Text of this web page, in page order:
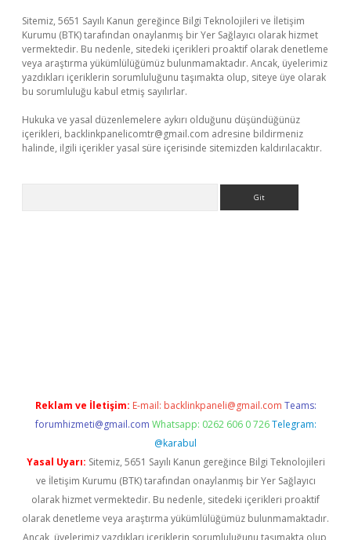
Sitemiz, 5651 Sayılı Kanun gereğince Bilgi Teknolojileri ve İletişim
Kurumu (BTK) tarafından onaylanmış bir Yer Sağlayıcı olarak hizmet
vermektedir. Bu nedenle, sitedeki içerikleri proaktif olarak denetleme
veya araştırma yükümlülüğümüz bulunmamaktadır. Ancak, üyelerimiz
yazdıkları içeriklerin sorumluluğunu taşımakta olup, siteye üye olarak
bu sorumluluğu kabul etmiş sayılırlar.
Hukuka ve yasal düzenlemelere aykırı olduğunu düşündüğünüz
içerikleri, backlinkpanelicomtr@gmail.com adresine bildirmeniz
halinde, ilgili içerikler yasal süre içerisinde sitemizden kaldırılacaktır.
Reklam ve İletişim: E-mail: backlinkpaneli@gmail.com Teams:
forumhizmeti@gmail.com Whatsapp: 0262 606 0 726 Telegram:
@karabul
Yasal Uyarı: Sitemiz, 5651 Sayılı Kanun gereğince Bilgi Teknolojileri
ve İletişim Kurumu (BTK) tarafından onaylanmış bir Yer Sağlayıcı
olarak hizmet vermektedir. Bu nedenle, sitedeki içerikleri proaktif
olarak denetleme veya araştırma yükümlülüğümüz bulunmamaktadır.
Ancak, üyelerimiz yazdıkları içeriklerin sorumluluğunu taşımakta olup,